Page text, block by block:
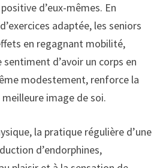
d’eux-mêmes. En
adaptée, les seniors
en regagnant mobilité,
d’avoir un corps en
modestement, renforce la
image de soi.
la pratique régulière d’une
d’endorphines,